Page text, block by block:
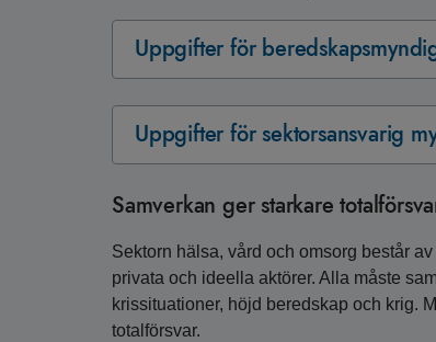
Uppgifter för
Uppgifter för sektorsansvarig
Samverkan ger starkare
Sektorn hälsa, vård och omsorg består
privata och ideella aktörer. Alla måste
krissituationer, höjd beredskap och krig.
totalförsvar.